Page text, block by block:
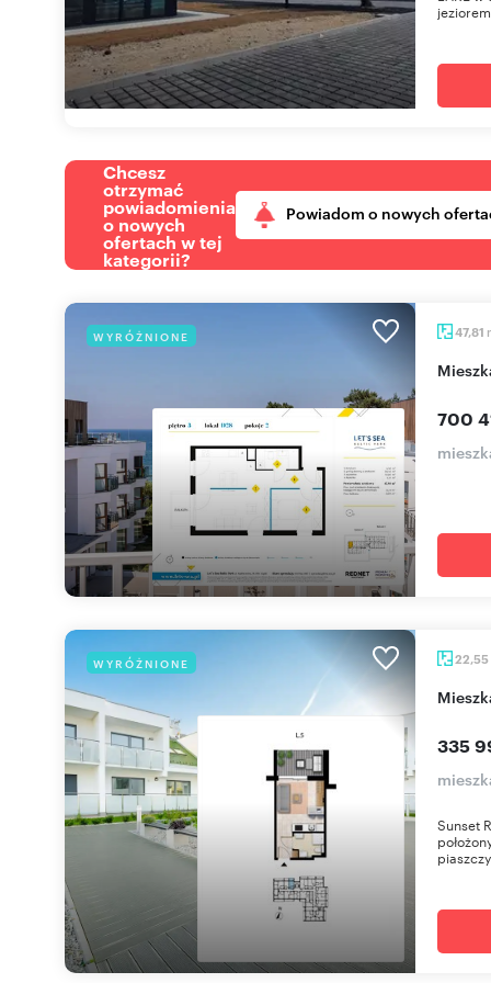
Chcesz
otrzymać
powiadomienia
o nowych
ofertach w tej
kategorii?
Powiadom o nowych
WYRÓŻNIONE 47,81
700
WYRÓŻNIONE 22,55
335
Sunset